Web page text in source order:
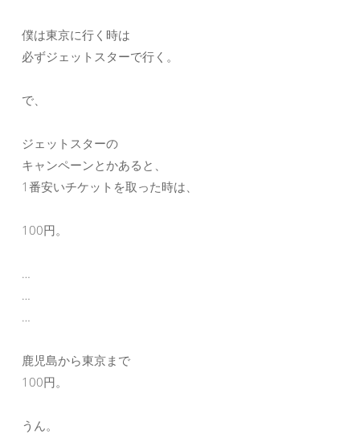
僕は東京に行く時は
必ずジェットスターで行く。
で、
ジェットスターの
キャンペーンとかあると、
1番安いチケットを取った時は、
100円。
…
…
…
鹿児島から東京まで
100円。
うん。